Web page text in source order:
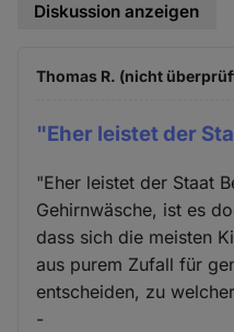
Diskussion anzeigen
Thomas R. (nicht
"Eher leistet der
"Eher leistet der Staat
Gehirnwäsche, ist es
dass sich die meisten
aus purem Zufall für
entscheiden, zu
-